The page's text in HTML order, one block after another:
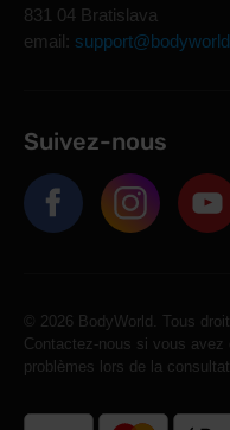
831 04 Bratislava
email:
Suivez-nous
© 2026 BodyWorld. Tous
Contactez-nous si vous
problèmes lors de la